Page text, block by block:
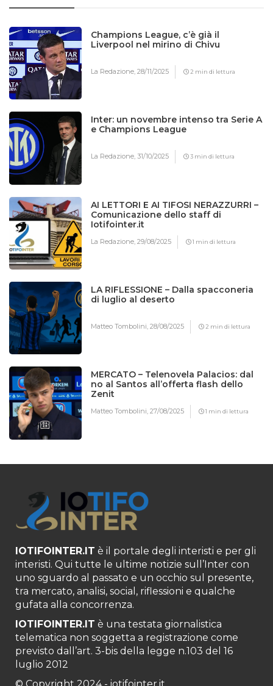
Champions League, c’è già il
Liverpool nel mirino di Chivu
La Redazione,28/11/2025 2 min di lettura
Inter: un novembre intenso tra Serie A
e Champions League
La Redazione,31/10/2025 3 min di lettura
AI LETTORI E AI TIFOSI NERAZZURRI –
Comunicazione dello staff di
Iotifointer.it
La Redazione,29/08/2025 1 min di lettura
LA RIFLESSIONE – Dalla spacconeria
di luglio al deserto
Matteo Tombolini,28/08/2025 2 min di lettura
MERCATO – Telenovela Palacios: dal
no al Santos all’offerta flash dello
Zenit
Matteo Tombolini,27/08/2025 1 min di lettura
IOTIFOINTER.IT è il portale degli interisti e per gli
interisti. Qui tutte le ultime notizie sull’Inter con
uno sguardo al passato e un occhio sul presente,
tra mercato, analisi, social, riflessioni e qualche
gufata alla concorrenza.
IOTIFOINTER.IT è una testata giornalistica
telematica non soggetta a registrazione come
previsto dall’art. 3-bis della legge n.103 del 16
luglio 2012